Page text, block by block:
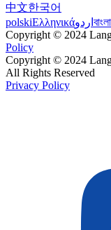
中文한국어
polskiΕλληνικάاردو বাংলা
Copyright © 2024
Policy
Copyright © 2024
All Rights Reserved
Privacy Policy